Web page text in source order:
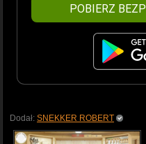
POBIERZ
Dodał: SNEKKER ROBERT